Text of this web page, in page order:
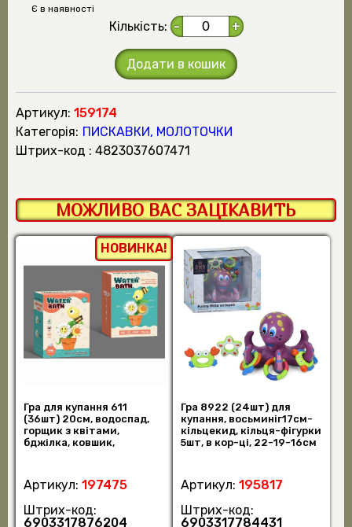
Є в наявності
Кількість: - +
Додати в кошик
Артикул: 159174
Категорія: ПИСКАВКИ, МОЛОТОЧКИ
штрих-код : 4823037607471
МОЖЛИВО ВАС ЗАЦІКАВИТЬ
НОВИНКА!
Гра для купання 611
(36шт) 20см, водоспад,
горщик з квітами,
бджілка, ковшик,
Артикул: 197475
Штрих-код:
6903317876204
Гра 8922 (24шт) для
купання, восьминіг17см-
кільцекид, кільця-фігурки
5шт, в кор-ці, 22-19-16см
Артикул: 195817
Штрих-код:
6903317784431